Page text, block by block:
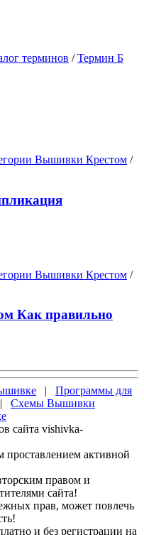
терминов /Термин Б
Вышивки Крестом /
Вышивки Крестом /
Как правильно
| Программы для
Схемы Вышивки
сайта vishivka-
проставлением активной
правом и
сайта!
прав, может повлечь
и без регистрации на